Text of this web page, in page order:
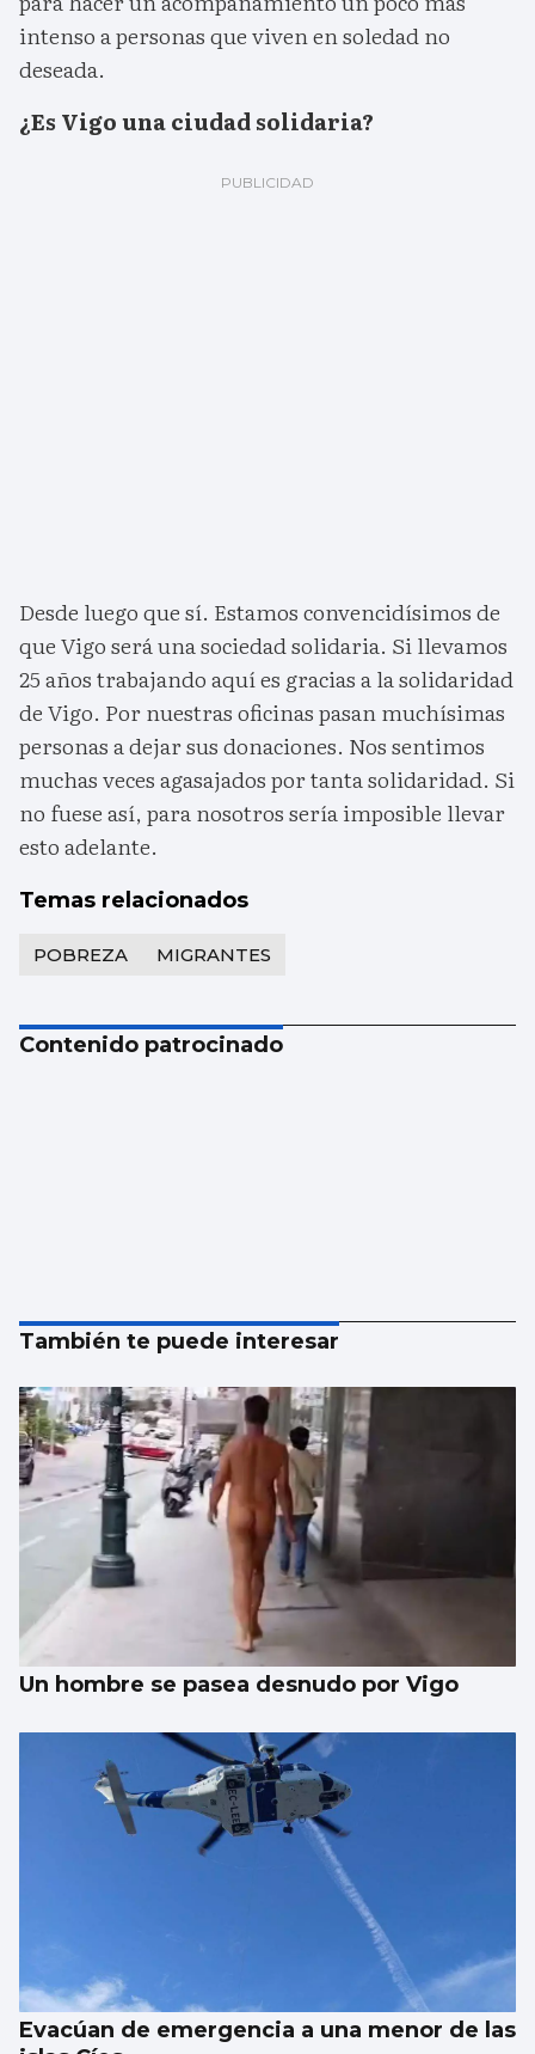
intenso a personas que viven en soledad no
deseada.
¿Es Vigo una ciudad solidaria?
Desde luego que sí. Estamos convencidísimos de
que Vigo será una sociedad solidaria. Si llevamos
25 años trabajando aquí es gracias a la solidaridad
de Vigo. Por nuestras oficinas pasan muchísimas
personas a dejar sus donaciones. Nos sentimos
muchas veces agasajados por tanta solidaridad. Si
no fuese así, para nosotros sería imposible llevar
esto adelante.
Temas relacionados
POBREZA MIGRANTES
Contenido patrocinado
También te puede interesar
Un hombre se pasea desnudo por Vigo
Evacúan de emergencia a una menor de las